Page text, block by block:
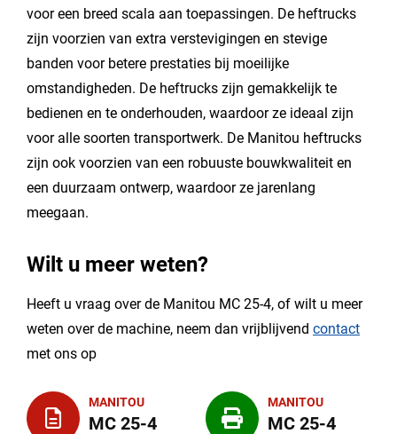
voor een breed scala aan toepassingen. De heftrucks
zijn voorzien van extra verstevigingen en stevige
banden voor betere prestaties bij moeilijke
omstandigheden. De heftrucks zijn gemakkelijk te
bedienen en te onderhouden, waardoor ze ideaal zijn
voor alle soorten transportwerk. De Manitou heftrucks
zijn ook voorzien van een robuuste bouwkwaliteit en
een duurzaam ontwerp, waardoor ze jarenlang
meegaan.
Wilt u meer weten?
Heeft u vraag over de Manitou MC 25-4, of wilt u meer
weten over de machine, neem dan vrijblijvend contact
met ons op
MANITOU
MC 25-4
MANITOU
MC 25-4